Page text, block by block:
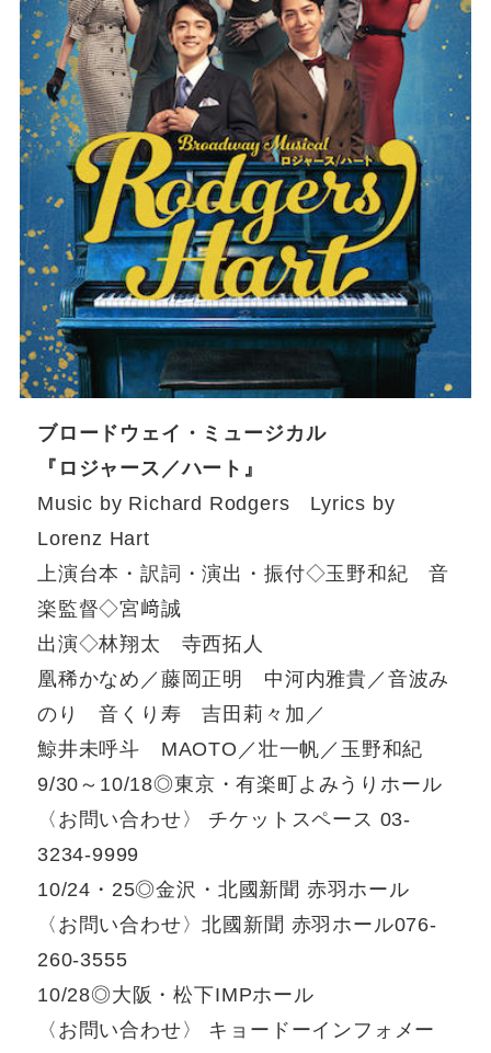
ブロードウェイ・ミュージカル
『ロジャース／ハート』
Music by Richard Rodgers Lyrics by
Lorenz Hart
上演台本・訳詞・演出・振付◇玉野和紀 音
楽監督◇宮﨑誠
出演◇林翔太 寺西拓人
凰稀かなめ／藤岡正明 中河内雅貴／音波み
のり 音くり寿 吉田莉々加／
鯨井未呼斗 MAOTO／壮一帆／玉野和紀
9/30～10/18◎東京・有楽町よみうりホール
〈お問い合わせ〉 チケットスペース 03-
3234-9999
10/24・25◎金沢・北國新聞 赤羽ホール
〈お問い合わせ〉北國新聞 赤羽ホール076-
260-3555
10/28◎大阪・松下IMPホール
〈お問い合わせ〉 キョードーインフォメー